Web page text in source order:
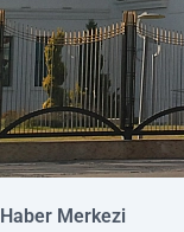
Haber Merkezi